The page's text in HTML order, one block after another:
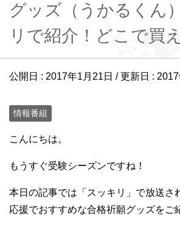
グッズ（うかるくん
リで紹介！どこで買
公開日 : 2017年1月21日 / 更新日 :
情報番組
こんにちは。
もうすぐ受験シーズンですね！
本日の記事では「スッキリ」で放送さ
応援でおすすめな合格祈願グッズをご